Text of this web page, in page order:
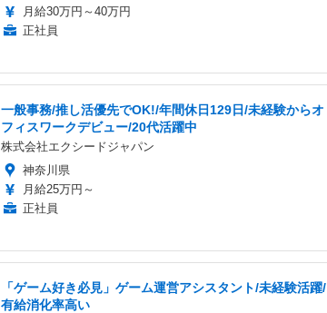
月給30万円～40万円
正社員
一般事務/推し活優先でOK!/年間休日129日/未経験からオ
フィスワークデビュー/20代活躍中
株式会社エクシードジャパン
神奈川県
月給25万円～
正社員
「ゲーム好き必見」ゲーム運営アシスタント/未経験活躍/
有給消化率高い